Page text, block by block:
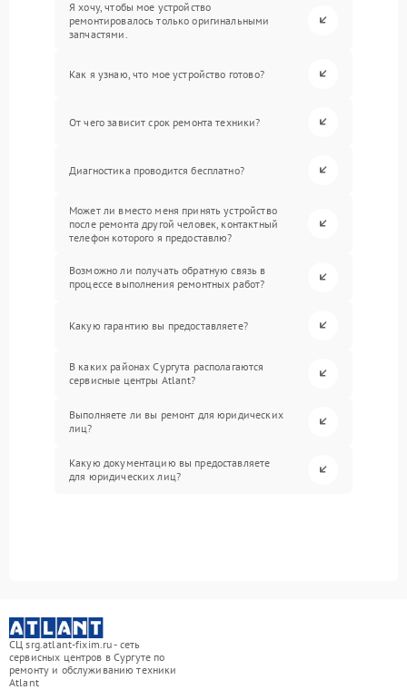
Я хочу, чтобы мое устройство
ремонтировалось только оригинальными
запчастями.
Как я узнаю, что мое устройство готово?
От чего зависит срок ремонта техники?
Диагностика проводится бесплатно?
Может ли вместо меня принять устройство
после ремонта другой человек, контактный
телефон которого я предоставлю?
Возможно ли получать обратную связь в
процессе выполнения ремонтных работ?
Какую гарантию вы предоставляете?
В каких районах Сургута располагаются
сервисные центры Atlant?
Выполняете ли вы ремонт для юридических
лиц?
Какую документацию вы предоставляете
для юридических лиц?
СЦ srg.atlant-fixim.ru - сеть
сервисных центров в Сургуте по
ремонту и обслуживанию техники
Atlant